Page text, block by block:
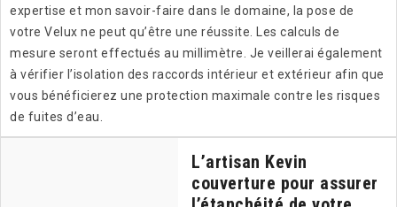
expertise et mon savoir-faire dans le domaine, la pose de
votre Velux ne peut qu’être une réussite. Les calculs de
mesure seront effectués au millimètre. Je veillerai également
à vérifier l’isolation des raccords intérieur et extérieur afin que
vous bénéficierez une protection maximale contre les risques
de fuites d’eau.
L’artisan Kevin
couverture pour assurer